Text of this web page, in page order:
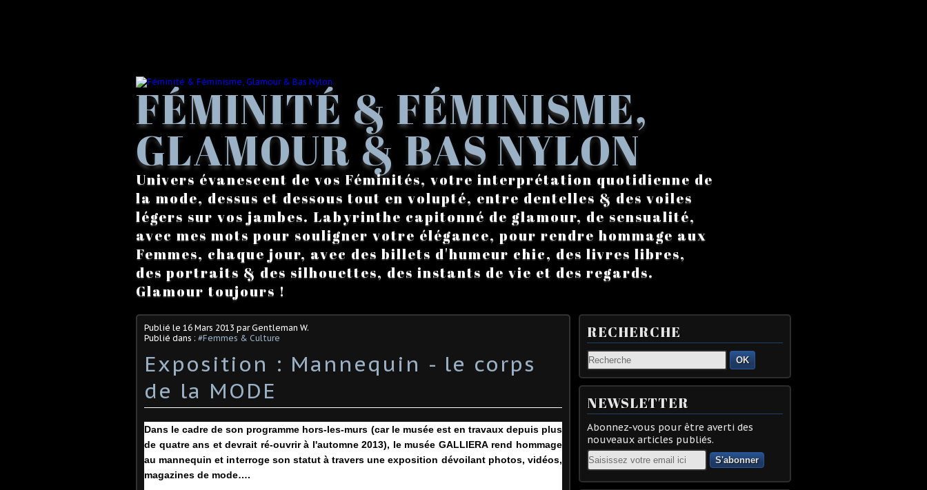
FÉMINITÉ & FÉMINISME,
GLAMOUR & BAS NYLON
Univers évanescent de vos Féminités, votre interprétation quotidienne de
la mode, dessus et dessous tout en volupté, entre dentelles & des voiles
légers sur vos jambes. Labyrinthe capitonné de glamour, de sensualité,
avec mes mots pour souligner votre élégance, pour rendre hommage aux
Femmes, chaque jour, avec des billets d'humeur chic, des livres libres,
des portraits & des silhouettes, des instants de vie et des regards.
Glamour toujours !
Publié le 16 Mars 2013 par Gentleman W.
Publié dans : #Femmes & Culture
Exposition : Mannequin - le corps
de la MODE
Dans le cadre de son programme hors-les-murs (car le musée est en travaux depuis plus
de quatre ans et devrait ré-ouvrir à l'automne 2013), le musée GALLIERArend hommage
au mannequin et interroge son statut à travers une exposition dévoilant photos, vidéos,
magazines de mode….
RECHERCHE
OK
NEWSLETTER
Abonnez-vous pour être averti des
nouveaux articles publiés.
Email